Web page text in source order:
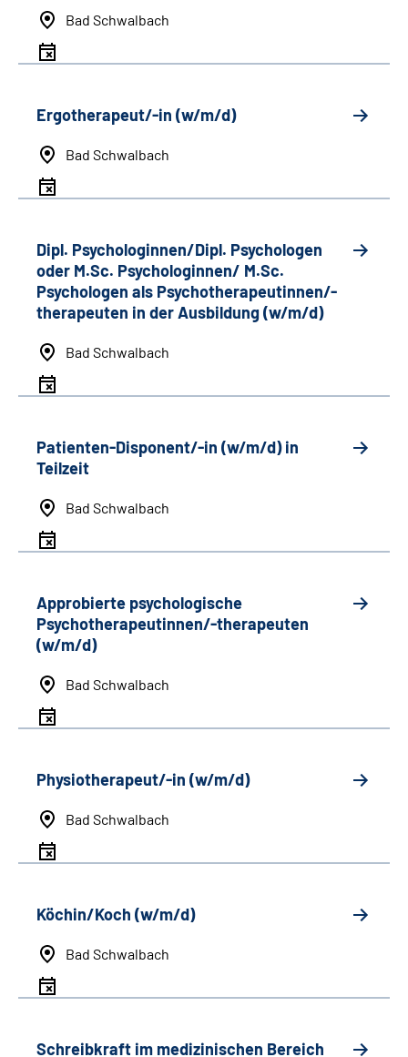
Bad Schwalbach
Ergotherapeut/-in (w/m/d)
Bad Schwalbach
Dipl. Psychologinnen/Dipl. Psychologen
oder M.Sc. Psychologinnen/ M.Sc.
Psychologen als Psychotherapeutinnen/-
therapeuten in der Ausbildung (w/m/d)
Bad Schwalbach
Patienten-Disponent/-in (w/m/d) in
Teilzeit
Bad Schwalbach
Approbierte psychologische
Psychotherapeutinnen/-therapeuten
(w/m/d)
Bad Schwalbach
Physiotherapeut/-in (w/m/d)
Bad Schwalbach
Köchin/Koch (w/m/d)
Bad Schwalbach
Schreibkraft im medizinischen Bereich